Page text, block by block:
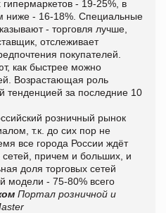
- 19-25%, в
ниже - 16-18%. Специальные
- торговля лучше,
отслеживает
покупателей.
как быстрее можно
Возрастающая роль
тенденцией за последние 10
розничный рынок
т.к. до сих пор не
все города России ждёт
сетей, причем и больших, и
доля торговых сетей
модели - 75-80% всего
Портал розничной и